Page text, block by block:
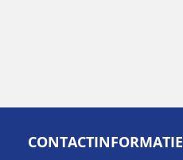
CONTACTINFORMATIE